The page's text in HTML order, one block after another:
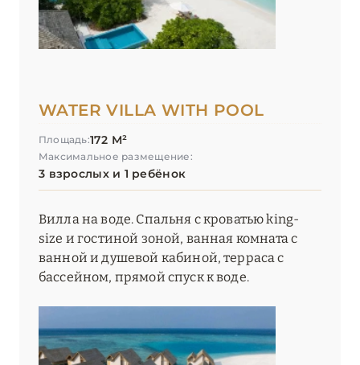
WATER VILLA WITH POOL
Площадь:172 М²
Максимальное размещение:
3 взрослых и 1 ребёнок
Вилла на воде. Спальня с кроватью king-
size и гостиной зоной, ванная комната с
ванной и душевой кабиной, терраса с
бассейном, прямой спуск к воде.